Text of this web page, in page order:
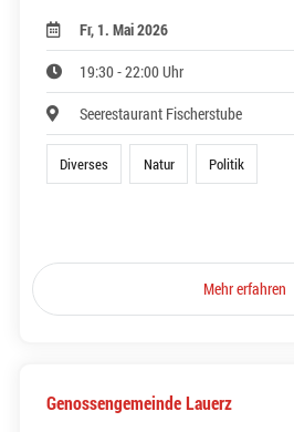
Fr, 1. Mai 2026
19:30 - 22:00 Uhr
Seerestaurant Fischerstube
Diverses Natur Politik
Mehr erfahren
Genossengemeinde Lauerz